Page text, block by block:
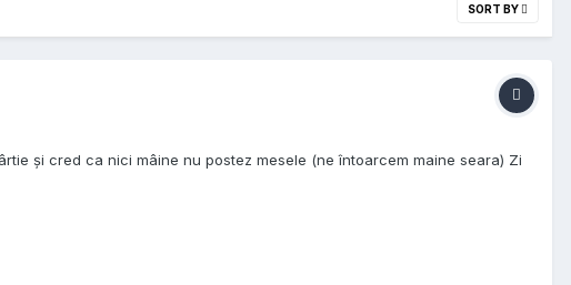
SORT BY
și cred ca nici mâine nu postez mesele (ne întoarcem maine seara) Zi